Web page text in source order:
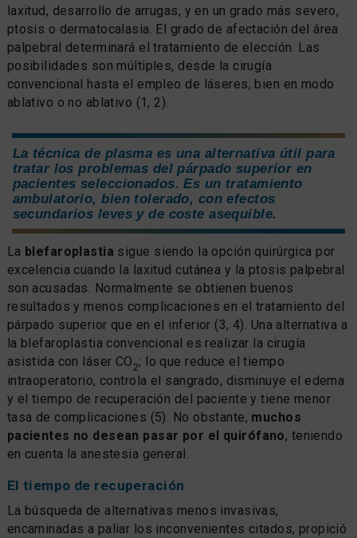
laxitud, desarrollo de arrugas, y en un grado más severo,
ptosis o dermatocalasia. El grado de afectación del área
palpebral determinará el tratamiento de elección. Las
posibilidades son múltiples, desde la cirugía
convencional hasta el empleo de láseres, bien en modo
ablativo o no ablativo (1, 2).
La técnica de plasma es una alternativa útil para
tratar los problemas del párpado superior en
pacientes seleccionados. Es un tratamiento
ambulatorio, bien tolerado, con efectos
secundarios leves y de coste asequible.
La blefaroplastia sigue siendo la opción quirúrgica por
excelencia cuando la laxitud cutánea y la ptosis palpebral
son acusadas. Normalmente se obtienen buenos
resultados y menos complicaciones en el tratamiento del
párpado superior que en el inferior (3, 4). Una alternativa a
la blefaroplastia convencional es realizar la cirugía
asistida con láser CO2; lo que reduce el tiempo
intraoperatorio, controla el sangrado, disminuye el edema
y el tiempo de recuperación del paciente y tiene menor
tasa de complicaciones (5). No obstante, muchos
pacientes no desean pasar por el quirófano, teniendo
en cuenta la anestesia general.
El tiempo de recuperación
La búsqueda de alternativas menos invasivas,
encaminadas a paliar los inconvenientes citados, propició